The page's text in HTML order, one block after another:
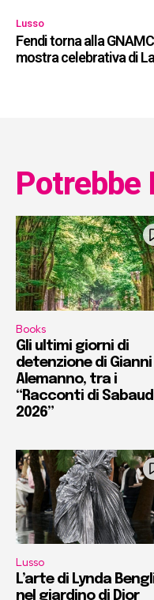
Lusso
Fendi torna alla
mostra celebrativa di
Potrebbe
Books
Gli ultimi giorni di
detenzione di Gianni
Alemanno, tra i
“Racconti di
2026”
Lusso
L’arte di Lynda
nel giardino di Dior